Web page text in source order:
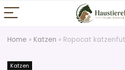
Home » Katzen » Ropocat
Katzen